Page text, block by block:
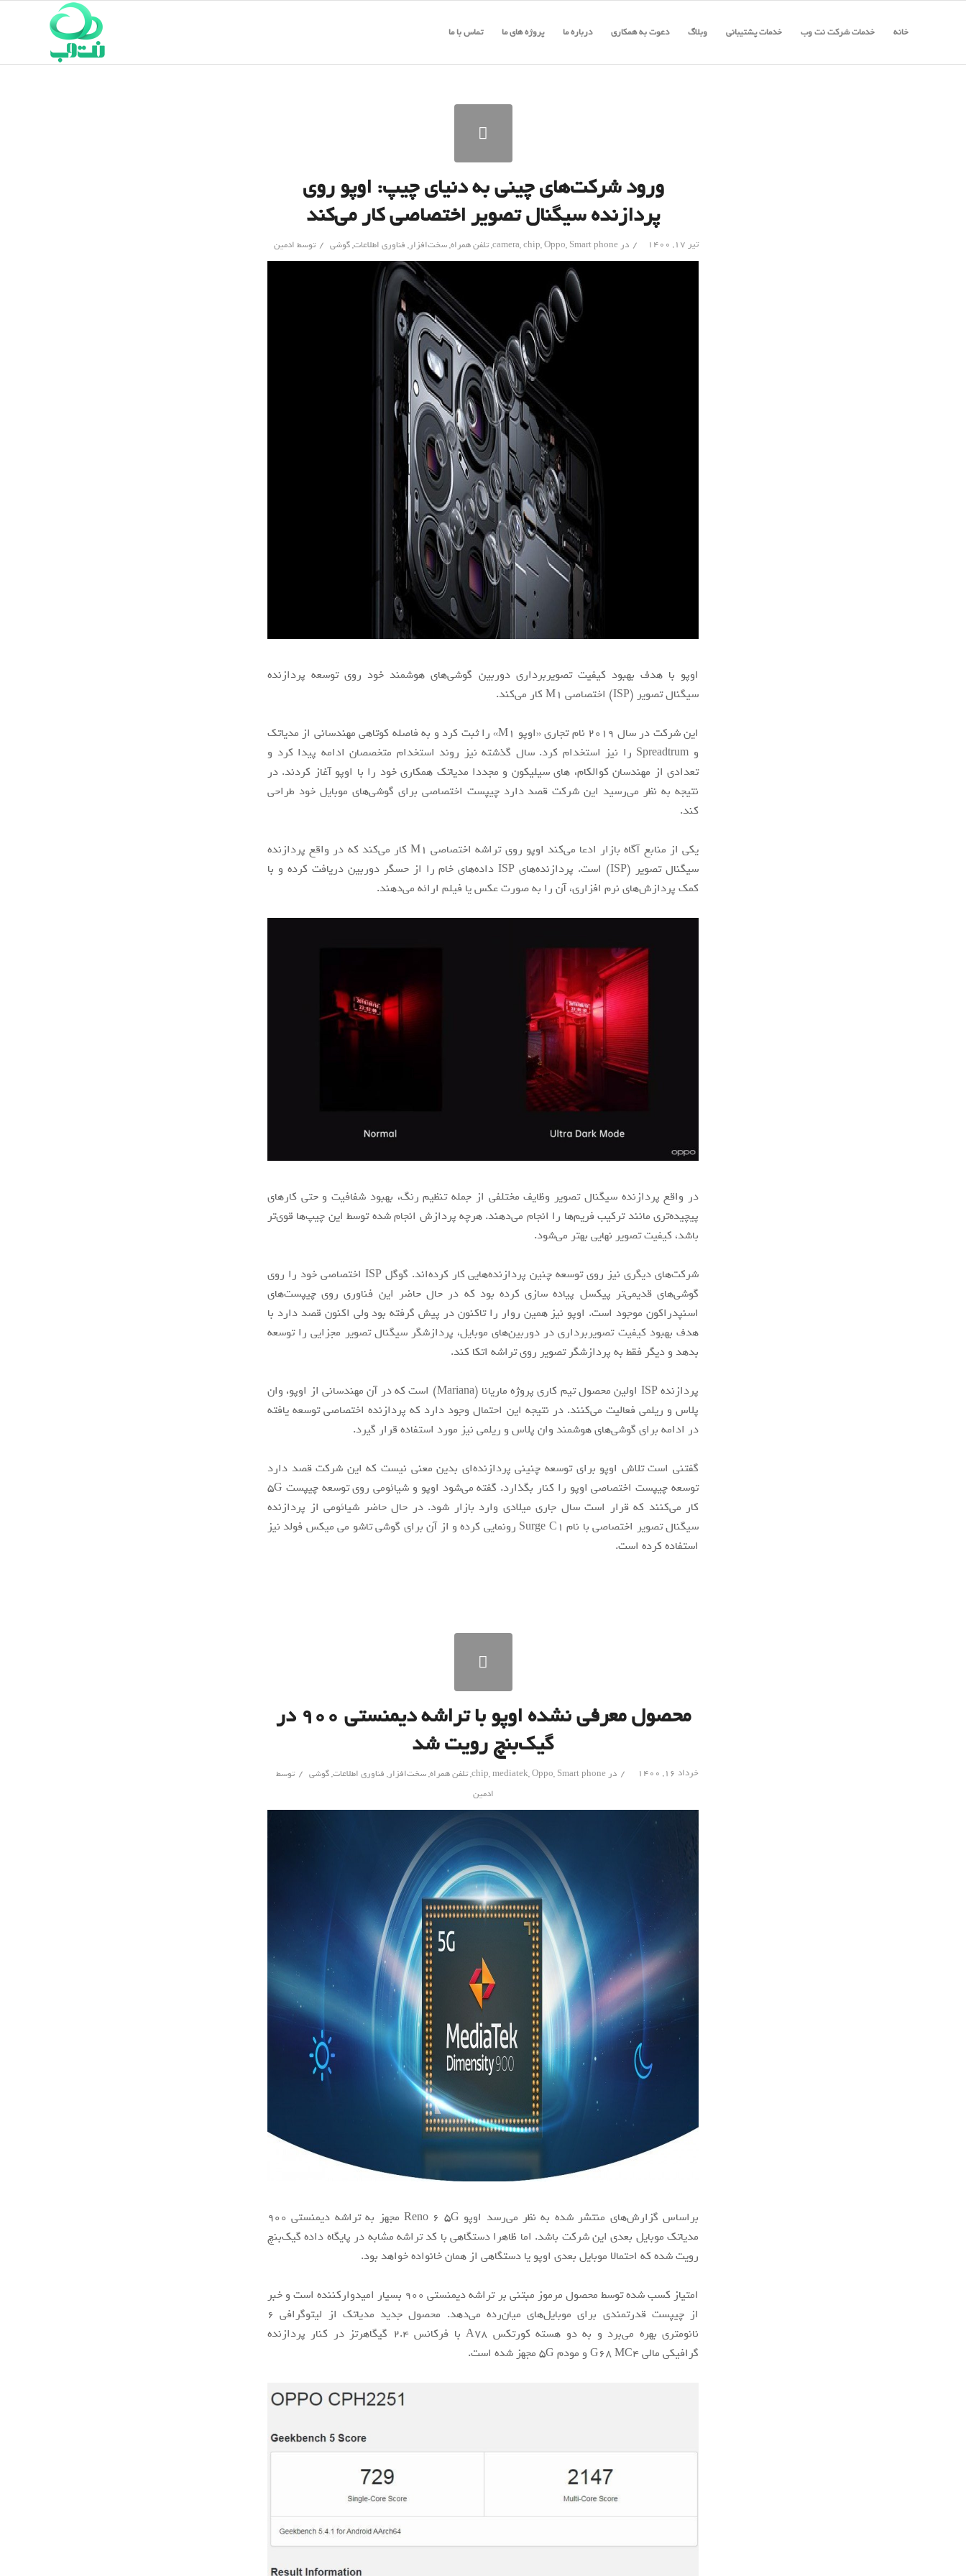
خانه خدمات شرکت نت وب خدمات پشتیبانی وبلاگ دعوت به همکاری درباره ما پروژه های ما تماس با ما
ورود شرکت‌های چینی به دنیای چیپ: اوپو روی
پردازنده سیگنال تصویر اختصاصی کار می‌کند
تیر ۱۷, ۱۴۰۰ / در camera,chip,Oppo, Smart phone
,تلفن همراه,سخت‌افزار, فناوری اطلاعات,گوشی / توسط ادمین
اوپو با هدف بهبود کیفیت تصویربرداری دوربین گوشی‌های هوشمند خود روی توسعه پردازنده
سیگنال تصویر (ISP) اختصاصی M1 کار می‌کند.
این شرکت در سال ۲۰۱۹ نام تجاری «اوپو M1» را ثبت کرد و به فاصله کوتاهی مهندسانی از مدیاتک
و Spreadtrum را نیز استخدام کرد. سال گذشته نیز روند استخدام متخصصان ادامه پیدا کرد و
تعدادی از مهندسان کوالکام، های سیلیکون و مجددا مدیاتک همکاری خود را با اوپو آغاز کردند. در
نتیجه به نظر می‌رسید این شرکت قصد دارد چیپست اختصاصی برای گوشی‌های موبایل خود طراحی
کند.
یکی از منابع آگاه بازار ادعا می‌کند اوپو روی تراشه اختصاصی M1 کار می‌کند که در واقع پردازنده
سیگنال تصویر (ISP) است. پردازنده‌های ISP داده‌های خام را از حسگر دوربین دریافت کرده و با
کمک پردازش‌های نرم افزاری، آن را به صورت عکس یا فیلم ارائه می‌دهند.
در واقع پردازنده سیگنال تصویر وظایف مختلفی از جمله تنظیم رنگ، بهبود شفافیت و حتی کارهای
پیچیده‌تری مانند ترکیب فریم‌ها را انجام می‌دهند. هرچه پردازش انجام شده توسط این چیپ‌ها قوی‌تر
باشد، کیفیت تصویر نهایی بهتر می‌شود.
شرکت‌های دیگری نیز روی توسعه چنین پردازنده‌هایی کار کرده‌اند. گوگل ISP اختصاصی خود را روی
گوشی‌های قدیمی‌تر پیکسل پیاده سازی کرده بود که در حال حاضر این فناوری روی چیپست‌های
اسنپدراکون موجود است. اوپو نیز همین روار را تاکنون در پیش گرفته بود ولی اکنون قصد دارد با
هدف بهبود کیفیت تصویربرداری در دوربین‌های موبایل، پردازشگر سیگنال تصویر مجزایی را توسعه
بدهد و دیگر فقط به پردازشگر تصویر روی تراشه اتکا کند.
پردازنده ISP اولین محصول تیم کاری پروژه ماریانا (Mariana) است که در آن مهندسانی از اوپو، وان
پلاس و ریلمی فعالیت می‌کنند. در نتیجه این احتمال وجود دارد که پردازنده اختصاصی توسعه یافته
در ادامه برای گوشی‌های هوشمند وان پلاس و ریلمی نیز مورد استفاده قرار گیرد.
گفتنی است تلاش اوپو برای توسعه چنینی پردازنده‌ای بدین معنی نیست که این شرکت قصد دارد
توسعه چیپست اختصاصی اوپو را کنار بگذارد. گفته می‌شود اوپو و شیائومی روی توسعه چیپست ۵G
کار می‌کنند که قرار است سال جاری میلادی وارد بازار شود. در حال حاضر شیائومی از پردازنده
سیگنال تصویر اختصاصی با نام Surge C1 رونمایی کرده و از آن برای گوشی تاشو می میکس فولد نیز
استفاده کرده است.
محصول معرفی نشده اوپو با تراشه دیمنستی ۹۰۰ در
گیک‌بنچ رویت شد
خرداد ۱۶, ۱۴۰۰ / در chip,mediatek,Oppo, Smart phone
,تلفن همراه,سخت‌افزار, فناوری اطلاعات,گوشی / توسط
ادمین
براساس گزارش‌های منتشر شده به نظر می‌رسد اوپو Reno 6 5G مجهز به تراشه دیمنستی ۹۰۰
مدیاتک موبایل بعدی این شرکت باشد. اما ظاهرا دستگاهی با کد تراشه مشابه در پایگاه داده گیک‌بنچ
رویت شده که احتمالا موبایل بعدی اوپو یا دستگاهی از همان خانواده خواهد بود.
امتیاز کسب شده توسط محصول مرموز مبتنی بر تراشه دیمنستی ۹۰۰ بسیار امیدوارکننده است و خبر
از چیپست قدرتمندی برای موبایل‌های میان‌رده می‌دهد. محصول جدید مدیاتک از لیتوگرافی ۶
نانومتری بهره می‌برد و به دو هسته کورتکس A78 با فرکانس ۲.۴ گیگاهرتز در کنار پردازنده‌
گرافیکی مالی G68 MC4 و مودم ۵G مجهز شده است.